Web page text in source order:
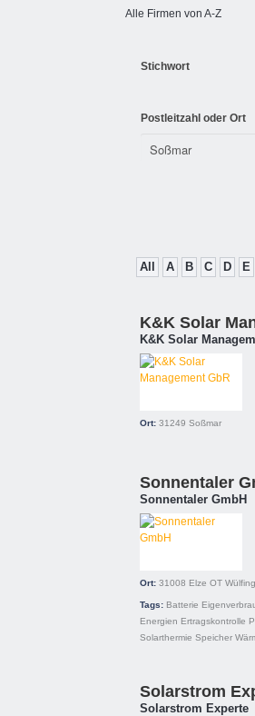
Alle Firmen von A-Z
Stichwort
Postleitzahl oder Ort
All A B C D E
K&K Solar
K&K Solar
Ort: 31249 Soßmar
Sonnentaler
Sonnentaler GmbH
Ort: 31008 Elze OT
Tags: Batterie
Energien Ertragskontrolle
Solarthermie Speicher
Solarstrom
Solarstrom Experte